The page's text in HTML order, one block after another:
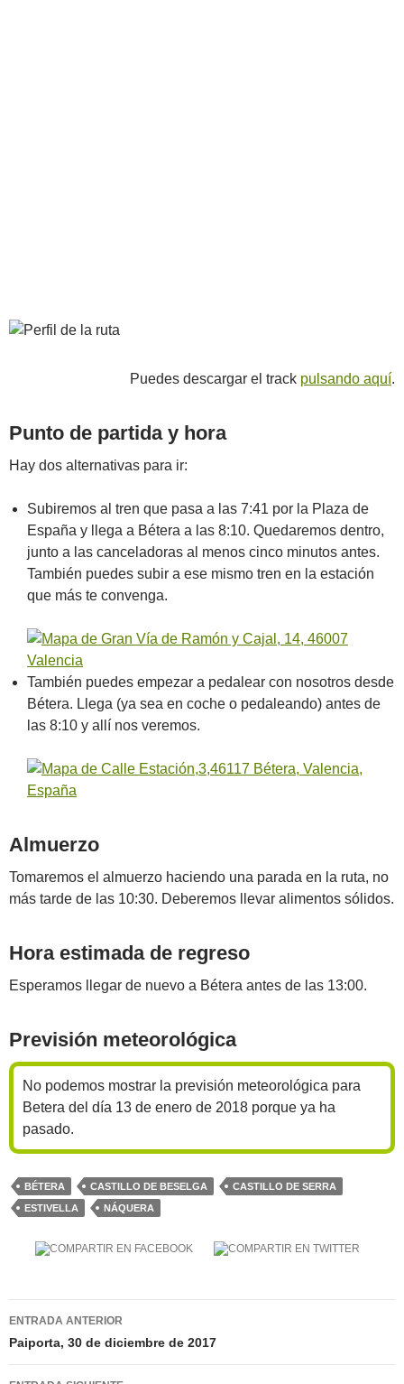
Puedes descargar el track pulsando aquí.
Punto de partida y hora
Hay dos alternativas para ir:
Subiremos al tren que pasa a las 7:41 por la Plaza de
España y llega a Bétera a las 8:10. Quedaremos dentro,
junto a las canceladoras al menos cinco minutos antes.
También puedes subir a ese mismo tren en la estación
que más te convenga.
También puedes empezar a pedalear con nosotros desde
Bétera. Llega (ya sea en coche o pedaleando) antes de
las 8:10 y allí nos veremos.
Almuerzo
Tomaremos el almuerzo haciendo una parada en la ruta, no
más tarde de las 10:30. Deberemos llevar alimentos sólidos.
Hora estimada de regreso
Esperamos llegar de nuevo a Bétera antes de las 13:00.
Previsión meteorológica
No podemos mostrar la previsión meteorológica para
Betera del día 13 de enero de 2018 porque ya ha
pasado.
BÉTERA CASTILLO DE BESELGA
CASTILLO DE SERRA
ESTIVELLA
NÁQUERA
Navegación
de
entradas
ENTRADA ANTERIOR
Paiporta, 30 de diciembre de 2017